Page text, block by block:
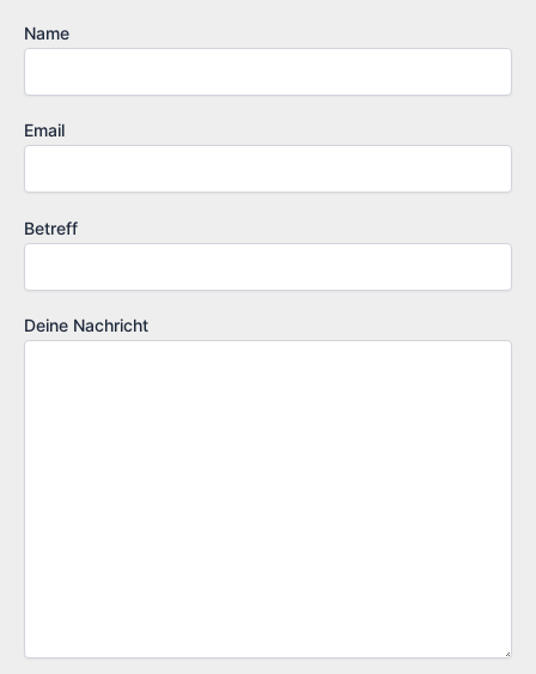
Name
Email
Betreff
Deine Nachricht